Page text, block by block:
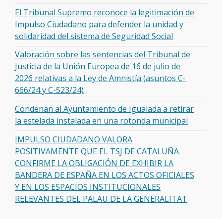
El Tribunal Supremo reconoce la legitimación de
Impulso Ciudadano para defender la unidad y
solidaridad del sistema de Seguridad Social
Valoración sobre las sentencias del Tribunal de
Justicia de la Unión Europea de 16 de julio de
2026 relativas a la Ley de Amnistía (asuntos C-
666/24 y C-523/24)
Condenan al Ayuntamiento de Igualada a retirar
la estelada instalada en una rotonda municipal
IMPULSO CIUDADANO VALORA
POSITIVAMENTE QUE EL TSJ DE CATALUÑA
CONFIRME LA OBLIGACIÓN DE EXHIBIR LA
BANDERA DE ESPAÑA EN LOS ACTOS OFICIALES
Y EN LOS ESPACIOS INSTITUCIONALES
RELEVANTES DEL PALAU DE LA GENERALITAT